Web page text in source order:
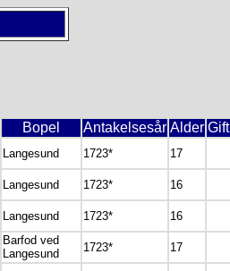
Bopel Antakelsesår Alder Gift
Langesund 1723* 17
Langesund 1723* 16
Langesund 1723* 16
Barfod ved
Langesund
1723* 17